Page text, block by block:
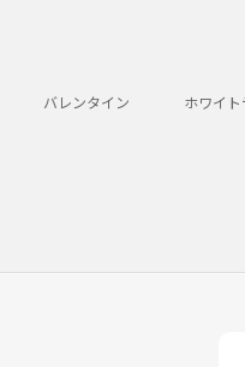
バレンタイン ホワイ